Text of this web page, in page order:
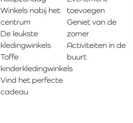
Winkels nabij het
centrum
De leukste
kledingwinkels
Toffe
kinderkledingwinkels
Vind het perfecte
cadeau
toevoegen
Geniet van de
zomer
Activiteiten in de
buurt